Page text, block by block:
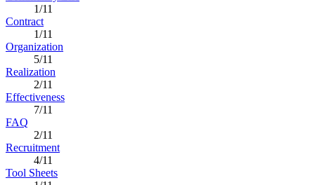
1/11
Contract
1/11
Organization
5/11
Realization
2/11
Effectiveness
7/11
FAQ
2/11
Recruitment
4/11
Tool Sheets